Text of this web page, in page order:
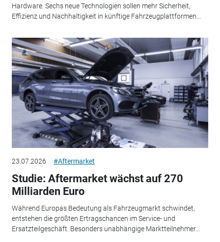
Hardware. Sechs neue Technologien sollen mehr Sicherheit,
Effizienz und Nachhaltigkeit in künftige Fahrzeugplattformen...
23.07.2026 #Aftermarket
Studie: Aftermarket wächst auf 270
Milliarden Euro
Während Europas Bedeutung als Fahrzeugmarkt schwindet,
entstehen die größten Ertragschancen im Service- und
Ersatzteilgeschäft. Besonders unabhängige Marktteilnehmer...